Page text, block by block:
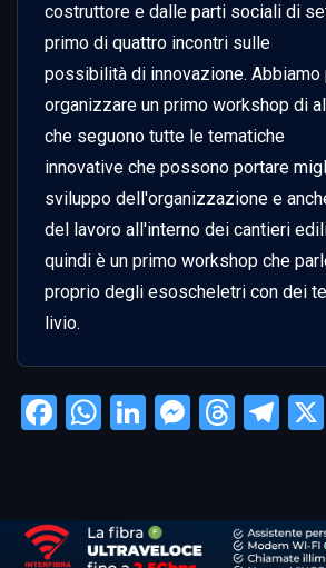
costruttore e dalle parti sociali di
primo di quattro incontri sulle
possibilità di innovazione. Abbiamo
organizzare un primo workshop di
che seguono tutte le tematiche
innovative che possono portare
sviluppo dell'organizzazione e
del lavoro all'interno dei cantieri
quindi è un primo workshop che
proprio degli esoscheletri con dei
livio.
Facebook
WhatsApp
LinkedIn